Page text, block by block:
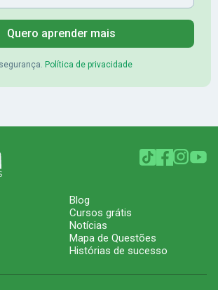
Quero aprender mais
Política de privacidade
Blog
Cursos grátis
Notícias
Mapa de Questões
Histórias de sucesso